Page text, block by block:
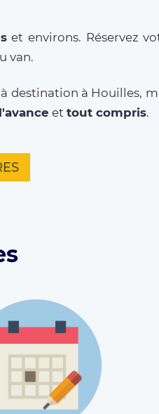
et environs. Réservez
van.
destination à Houilles,
et tout compris.